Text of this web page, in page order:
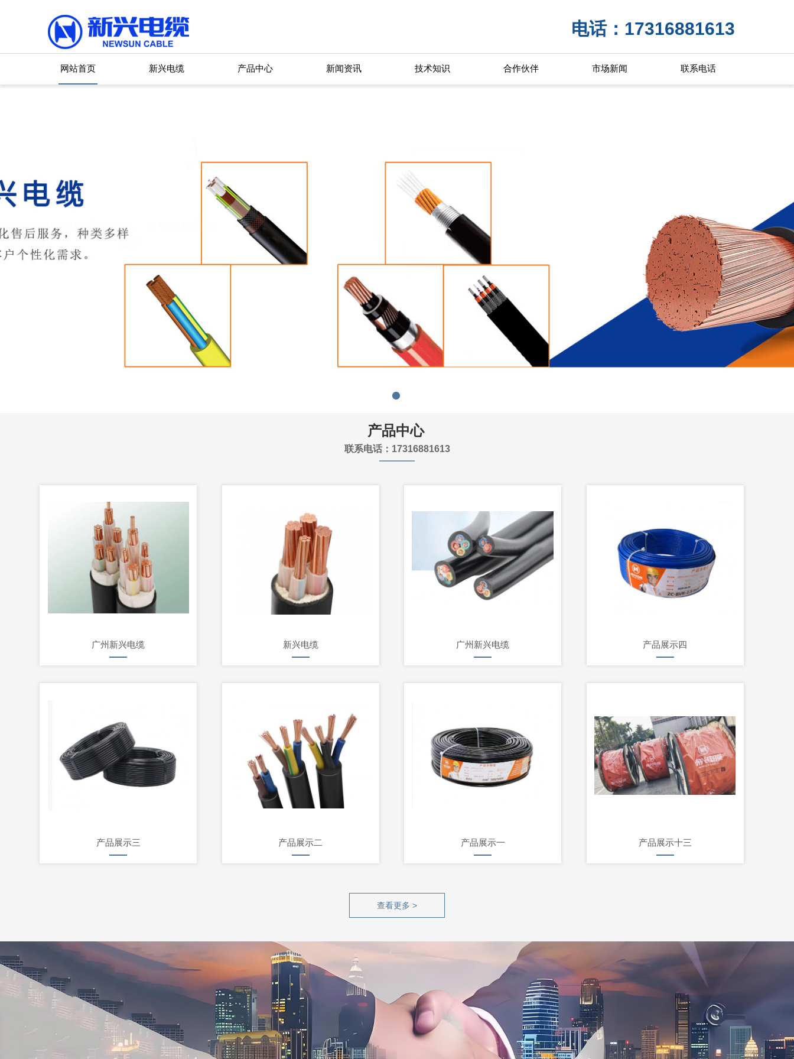
电话：17316881613
网站首页 新兴电缆 产品中心 新闻资讯 技术知识 合作伙伴 市场新闻 联系电话
产品中心
联系电话：17316881613
广州新兴电缆 新兴电缆 广州新兴电缆 产品展示四
产品展示三 产品展示二 产品展示一 产品展示十三
查看更多 >